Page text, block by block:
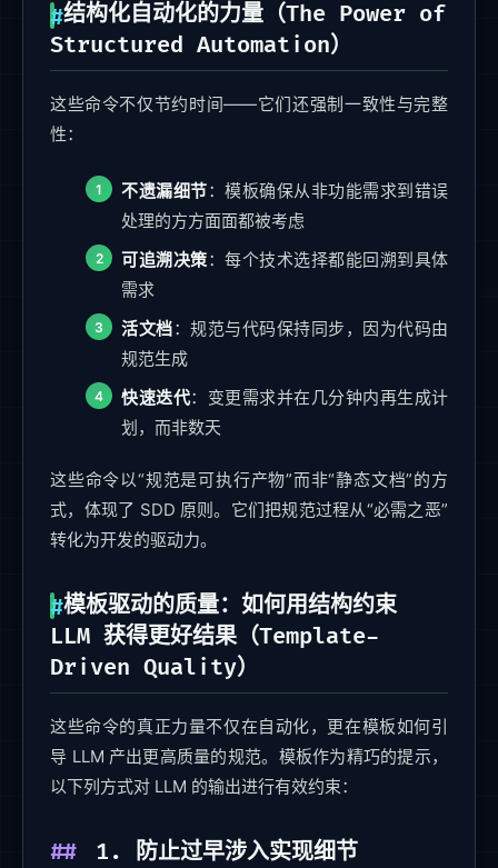
结构化自动化的力量（The Power of
Structured Automation）
这些命令不仅节约时间——它们还强制一致性与完整
性：
不遗漏细节：模板确保从非功能需求到错误
处理的方方面面都被考虑
可追溯决策：每个技术选择都能回溯到具体
需求
活文档：规范与代码保持同步，因为代码由
规范生成
快速迭代：变更需求并在几分钟内再生成计
划，而非数天
这些命令以“规范是可执行产物”而非“静态文档”的方
式，体现了 SDD 原则。它们把规范过程从“必需之恶”
转化为开发的驱动力。
模板驱动的质量：如何用结构约束
LLM 获得更好结果（Template-
Driven Quality）
这些命令的真正力量不仅在自动化，更在模板如何引
导 LLM 产出更高质量的规范。模板作为精巧的提示，
以下列方式对 LLM 的输出进行有效约束：
1. 防止过早涉入实现细节